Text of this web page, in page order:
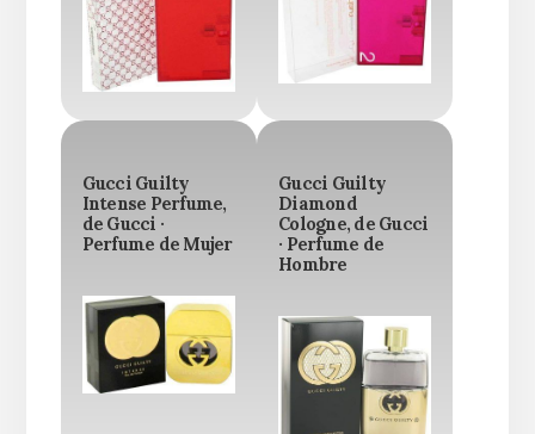
Gucci Guilty
Intense Perfume,
de Gucci ·
Perfume de Mujer
Gucci Guilty
Diamond
Cologne, de Gucci
· Perfume de
Hombre